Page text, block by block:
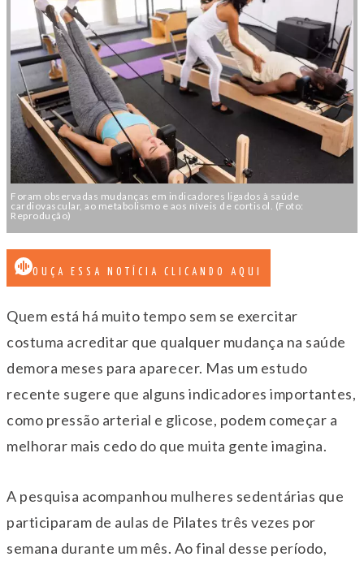
Foram observadas mudanças em indicadores ligados à saúde
cardiovascular, ao metabolismo e aos níveis de cortisol. (Foto:
Reprodução)
OUÇA ESSA NOTÍCIA CLICANDO AQUI
Quem está há muito tempo sem se exercitar
costuma acreditar que qualquer mudança na saúde
demora meses para aparecer. Mas um estudo
recente sugere que alguns indicadores importantes,
como pressão arterial e glicose, podem começar a
melhorar mais cedo do que muita gente imagina.
A pesquisa acompanhou mulheres sedentárias que
participaram de aulas de Pilates três vezes por
semana durante um mês. Ao final desse período,